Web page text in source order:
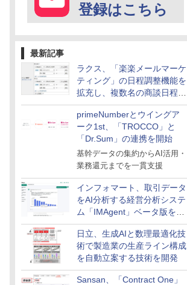
登録はこちら
最新記事
ラクス、「楽楽メールマーケ
ティング」の日程調整機能を
拡充し、複数名の商談日程調
整を効率化
primeNumberとウイングア
ーク1st、「TROCCO」と
「Dr.Sum」の連携を開始
基幹データの集約からAI活用・
業務還元までを一貫支援
インフォマート、取引データ
をAI分析する経営分析システ
ム「IMAgent」ベータ版を提
供
日立、生成AIと数理最適化技
術で製造業の生産ライン構成
を自動立案する技術を開発
Sansan、「Contract One」